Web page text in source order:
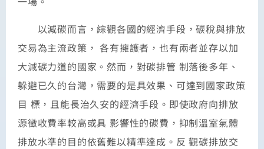
以減碳而言，綜觀各國的經濟手段，碳稅與排放
交易為主流政策， 各有擁護者，也有兩者並存以加
大減碳力道的國家。然而，對碳排管 制落後多年、
躲避已久的台灣，需要的是具效果、可達到國家政策
目 標，且能長治久安的經濟手段。即使政府向排放
源徵收費率較高或具 影響性的碳費，抑制溫室氣體
排放水準的目的依舊難以精準達成。反 觀碳排放交